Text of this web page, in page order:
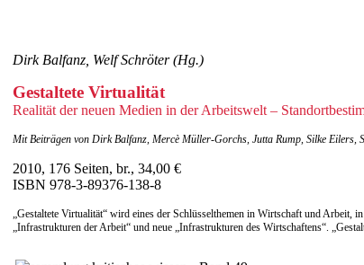
Dirk Balfanz, Welf Schröter (Hg.)
Gestaltete Virtualität
Realität der neuen Medien in der Arbeitswelt –
Mit Beiträgen von Dirk Balfanz, Mercè Müller-Gorchs, Jutta Rump, Silke Eilers,
2010, 176 Seiten, br., 34,00 €
ISBN 978-3-89376-138-8
„Gestaltete Virtualität“ wird eines der Schlüsselthemen in Wirtschaft und Arbeit,
„Infrastrukturen der Arbeit“ und neue „Infrastrukturen des Wirtschaftens“.